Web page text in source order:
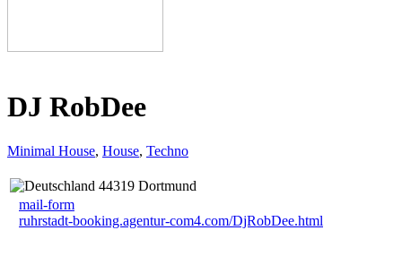
DJ RobDee
Minimal House, House, Techno
44319 Dortmund
mail-form
ruhrstadt-booking.agentur-com4.com/DjRobDee.html